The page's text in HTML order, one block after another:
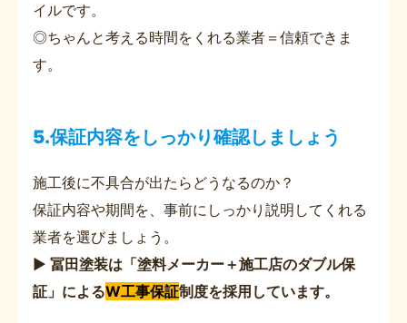
イルです。
◎ちゃんと考える時間をくれる業者＝信頼できま
す。
5.保証内容をしっかり確認しましょう
施工後に不具合が出たらどうなるのか？
保証内容や期間を、事前にしっかり説明してくれる
業者を選びましょう。
▶ 冨田塗装は「塗料メーカー＋施工店のダブル保
証」によるW工事保証制度を採用しています。